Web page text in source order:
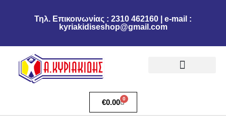
Τηλ. Επικοινωνίας : 2310 462160 | e-mail :
kyriakidiseshop@gmail.com
€0.00 0